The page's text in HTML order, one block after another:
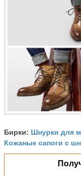
Бирки: Шнурки для
Кожаные сапоги с